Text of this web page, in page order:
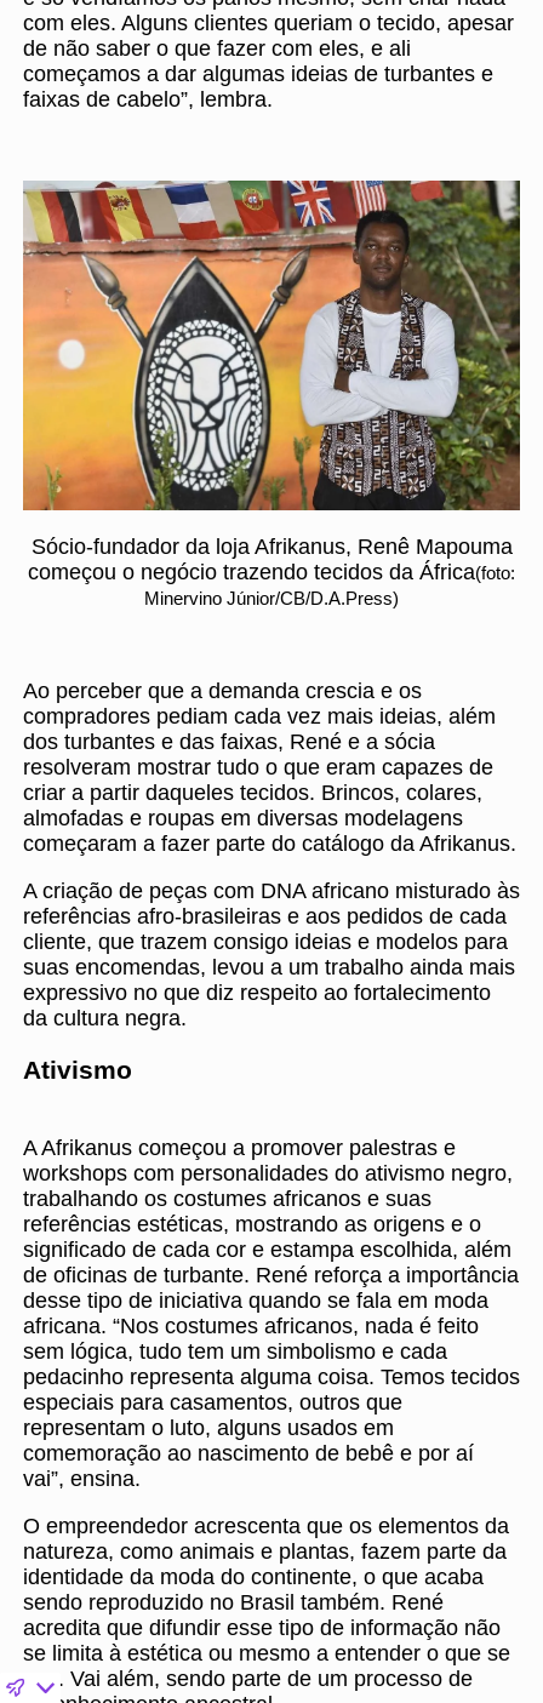
com eles. Alguns clientes queriam o tecido, apesar
de não saber o que fazer com eles, e ali
começamos a dar algumas ideias de turbantes e
faixas de cabelo”, lembra.
Sócio-fundador da loja Afrikanus, Renê Mapouma
começou o negócio trazendo tecidos da África(foto:
Minervino Júnior/CB/D.A.Press)
Ao perceber que a demanda crescia e os
compradores pediam cada vez mais ideias, além
dos turbantes e das faixas, René e a sócia
resolveram mostrar tudo o que eram capazes de
criar a partir daqueles tecidos. Brincos, colares,
almofadas e roupas em diversas modelagens
começaram a fazer parte do catálogo da Afrikanus.
A criação de peças com DNA africano misturado às
referências afro-brasileiras e aos pedidos de cada
cliente, que trazem consigo ideias e modelos para
suas encomendas, levou a um trabalho ainda mais
expressivo no que diz respeito ao fortalecimento
da cultura negra.
Ativismo
A Afrikanus começou a promover palestras e
workshops com personalidades do ativismo negro,
trabalhando os costumes africanos e suas
referências estéticas, mostrando as origens e o
significado de cada cor e estampa escolhida, além
de oficinas de turbante. René reforça a importância
desse tipo de iniciativa quando se fala em moda
africana. “Nos costumes africanos, nada é feito
sem lógica, tudo tem um simbolismo e cada
pedacinho representa alguma coisa. Temos tecidos
especiais para casamentos, outros que
representam o luto, alguns usados em
comemoração ao nascimento de bebê e por aí
vai”, ensina.
O empreendedor acrescenta que os elementos da
natureza, como animais e plantas, fazem parte da
identidade da moda do continente, o que acaba
sendo reproduzido no Brasil também. René
acredita que difundir esse tipo de informação não
se limita à estética ou mesmo a entender o que se
usa. Vai além, sendo parte de um processo de